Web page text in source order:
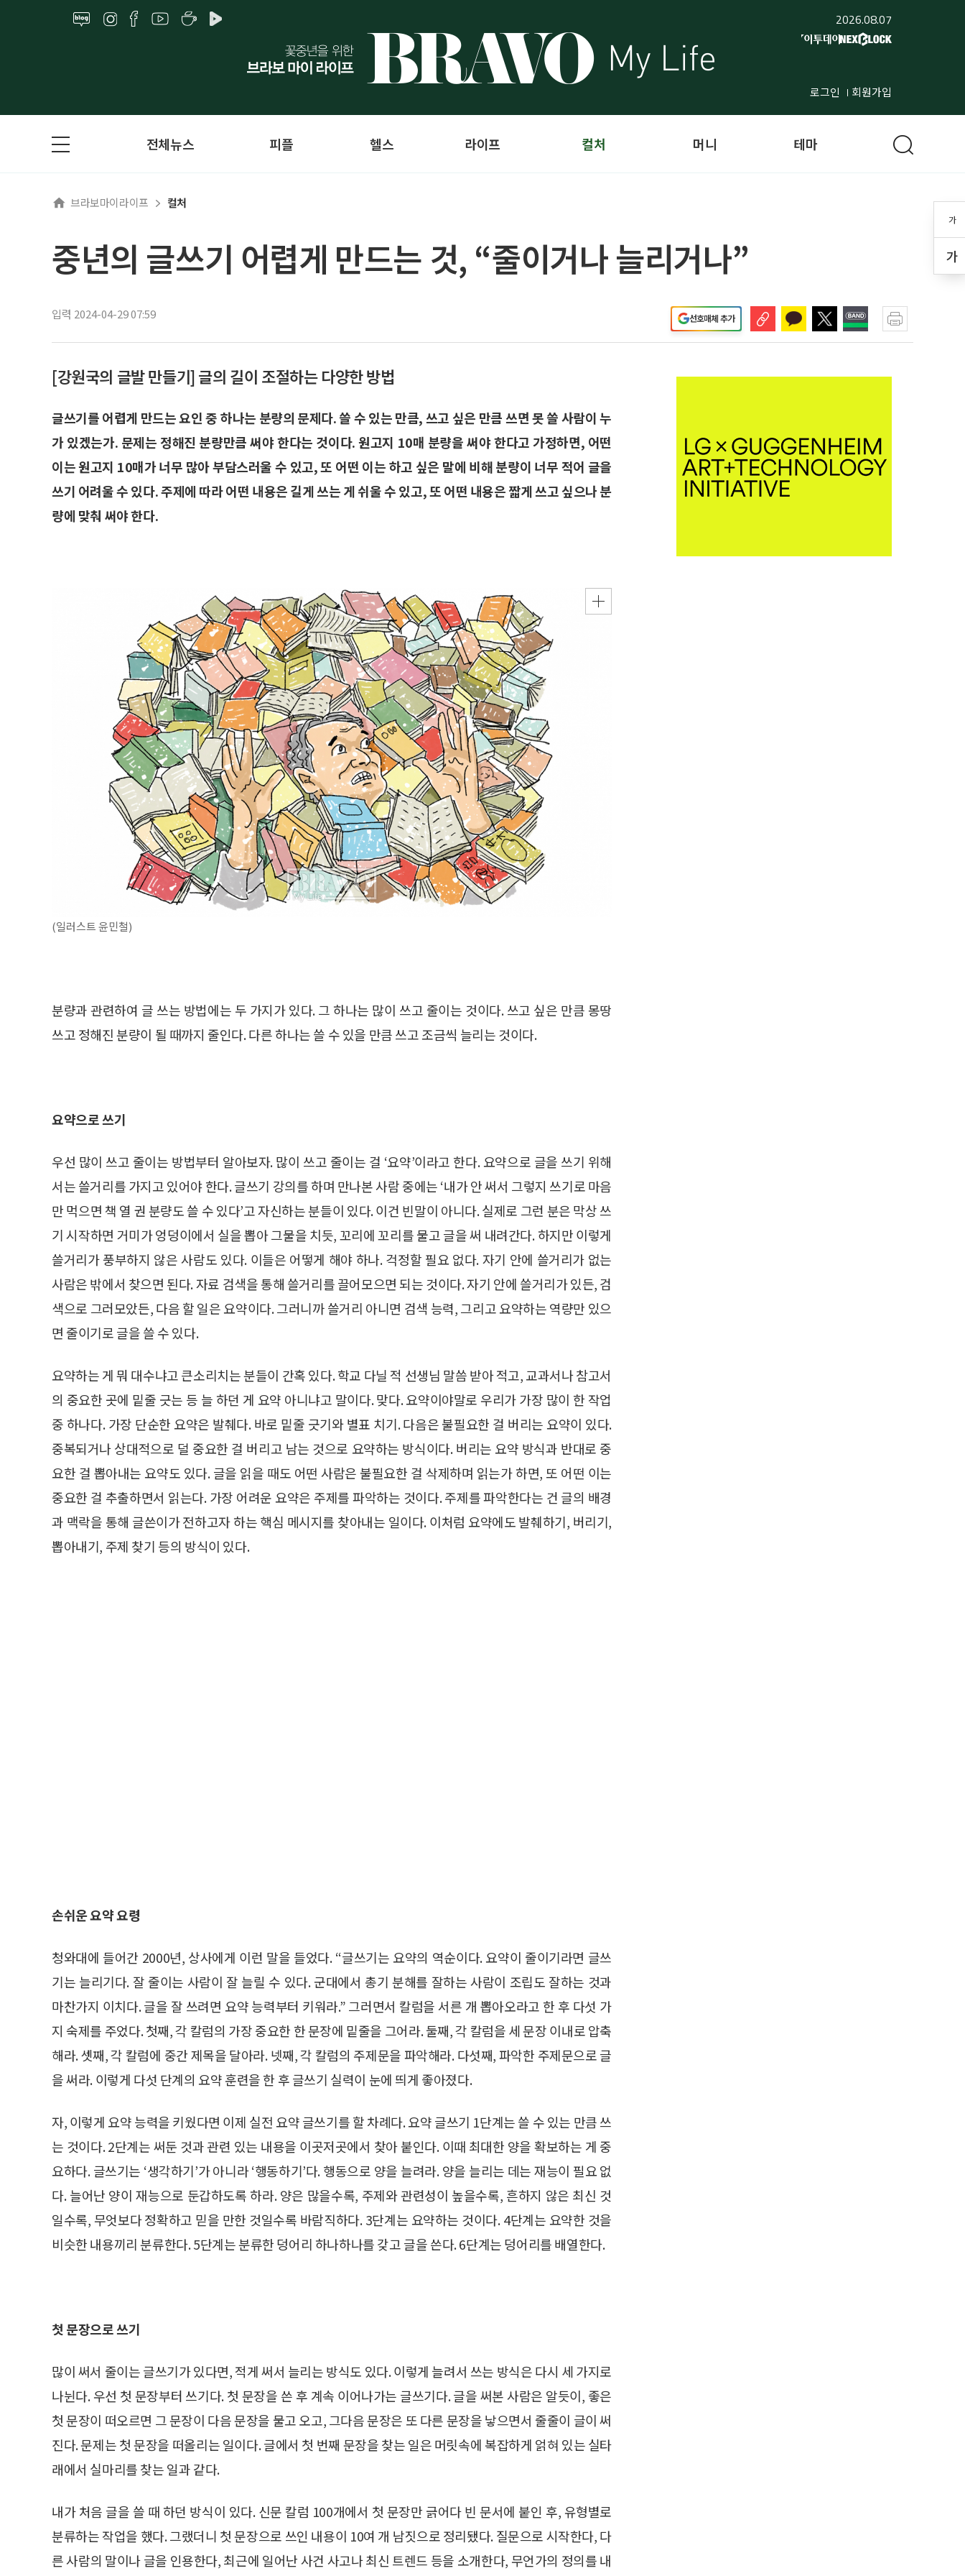
2026.08.07
로그인 회원가입
가
가
전체뉴스 피플 헬스 라이프 컬처 머니 테마
브라보마이라이프 컬처
중년의 글쓰기 어렵게 만드는 것, “줄이거나 늘리거나”
입력 2024-04-29 07:59 선호매체 추가
[강원국의 글발 만들기] 글의 길이 조절하는 다양한 방법
글쓰기를 어렵게 만드는 요인 중 하나는 분량의 문제다. 쓸 수 있는 만큼, 쓰고 싶은 만큼 쓰면 못 쓸 사람이 누
가 있겠는가. 문제는 정해진 분량만큼 써야 한다는 것이다. 원고지 10매 분량을 써야 한다고 가정하면, 어떤
이는 원고지 10매가 너무 많아 부담스러울 수 있고, 또 어떤 이는 하고 싶은 말에 비해 분량이 너무 적어 글을
쓰기 어려울 수 있다. 주제에 따라 어떤 내용은 길게 쓰는 게 쉬울 수 있고, 또 어떤 내용은 짧게 쓰고 싶으나 분
량에 맞춰 써야 한다.
(일러스트 윤민철)
분량과 관련하여 글 쓰는 방법에는 두 가지가 있다. 그 하나는 많이 쓰고 줄이는 것이다. 쓰고 싶은 만큼 몽땅
쓰고 정해진 분량이 될 때까지 줄인다. 다른 하나는 쓸 수 있을 만큼 쓰고 조금씩 늘리는 것이다.
요약으로 쓰기
우선 많이 쓰고 줄이는 방법부터 알아보자. 많이 쓰고 줄이는 걸 ‘요약’이라고 한다. 요약으로 글을 쓰기 위해
서는 쓸거리를 가지고 있어야 한다. 글쓰기 강의를 하며 만나본 사람 중에는 ‘내가 안 써서 그렇지 쓰기로 마음
만 먹으면 책 열 권 분량도 쓸 수 있다’고 자신하는 분들이 있다. 이건 빈말이 아니다. 실제로 그런 분은 막상 쓰
기 시작하면 거미가 엉덩이에서 실을 뽑아 그물을 치듯, 꼬리에 꼬리를 물고 글을 써 내려간다. 하지만 이렇게
쓸거리가 풍부하지 않은 사람도 있다. 이들은 어떻게 해야 하나. 걱정할 필요 없다. 자기 안에 쓸거리가 없는
사람은 밖에서 찾으면 된다. 자료 검색을 통해 쓸거리를 끌어모으면 되는 것이다. 자기 안에 쓸거리가 있든, 검
색으로 그러모았든, 다음 할 일은 요약이다. 그러니까 쓸거리 아니면 검색 능력, 그리고 요약하는 역량만 있으
면 줄이기로 글을 쓸 수 있다.
요약하는 게 뭐 대수냐고 큰소리치는 분들이 간혹 있다. 학교 다닐 적 선생님 말씀 받아 적고, 교과서나 참고서
의 중요한 곳에 밑줄 긋는 등 늘 하던 게 요약 아니냐고 말이다. 맞다. 요약이야말로 우리가 가장 많이 한 작업
중 하나다. 가장 단순한 요약은 발췌다. 바로 밑줄 긋기와 별표 치기. 다음은 불필요한 걸 버리는 요약이 있다.
중복되거나 상대적으로 덜 중요한 걸 버리고 남는 것으로 요약하는 방식이다. 버리는 요약 방식과 반대로 중
요한 걸 뽑아내는 요약도 있다. 글을 읽을 때도 어떤 사람은 불필요한 걸 삭제하며 읽는가 하면, 또 어떤 이는
중요한 걸 추출하면서 읽는다. 가장 어려운 요약은 주제를 파악하는 것이다. 주제를 파악한다는 건 글의 배경
과 맥락을 통해 글쓴이가 전하고자 하는 핵심 메시지를 찾아내는 일이다. 이처럼 요약에도 발췌하기, 버리기,
뽑아내기, 주제 찾기 등의 방식이 있다.
손쉬운 요약 요령
청와대에 들어간 2000년, 상사에게 이런 말을 들었다. “글쓰기는 요약의 역순이다. 요약이 줄이기라면 글쓰
기는 늘리기다. 잘 줄이는 사람이 잘 늘릴 수 있다. 군대에서 총기 분해를 잘하는 사람이 조립도 잘하는 것과
마찬가지 이치다. 글을 잘 쓰려면 요약 능력부터 키워라.” 그러면서 칼럼을 서른 개 뽑아오라고 한 후 다섯 가
지 숙제를 주었다. 첫째, 각 칼럼의 가장 중요한 한 문장에 밑줄을 그어라. 둘째, 각 칼럼을 세 문장 이내로 압축
해라. 셋째, 각 칼럼에 중간 제목을 달아라. 넷째, 각 칼럼의 주제문을 파악해라. 다섯째, 파악한 주제문으로 글
을 써라. 이렇게 다섯 단계의 요약 훈련을 한 후 글쓰기 실력이 눈에 띄게 좋아졌다.
자, 이렇게 요약 능력을 키웠다면 이제 실전 요약 글쓰기를 할 차례다. 요약 글쓰기 1단계는 쓸 수 있는 만큼 쓰
는 것이다. 2단계는 써둔 것과 관련 있는 내용을 이곳저곳에서 찾아 붙인다. 이때 최대한 양을 확보하는 게 중
요하다. 글쓰기는 ‘생각하기’가 아니라 ‘행동하기’다. 행동으로 양을 늘려라. 양을 늘리는 데는 재능이 필요 없
다. 늘어난 양이 재능으로 둔갑하도록 하라. 양은 많을수록, 주제와 관련성이 높을수록, 흔하지 않은 최신 것
일수록, 무엇보다 정확하고 믿을 만한 것일수록 바람직하다. 3단계는 요약하는 것이다. 4단계는 요약한 것을
비슷한 내용끼리 분류한다. 5단계는 분류한 덩어리 하나하나를 갖고 글을 쓴다. 6단계는 덩어리를 배열한다.
첫 문장으로 쓰기
많이 써서 줄이는 글쓰기가 있다면, 적게 써서 늘리는 방식도 있다. 이렇게 늘려서 쓰는 방식은 다시 세 가지로
나뉜다. 우선 첫 문장부터 쓰기다. 첫 문장을 쓴 후 계속 이어나가는 글쓰기다. 글을 써본 사람은 알듯이, 좋은
첫 문장이 떠오르면 그 문장이 다음 문장을 물고 오고, 그다음 문장은 또 다른 문장을 낳으면서 줄줄이 글이 써
진다. 문제는 첫 문장을 떠올리는 일이다. 글에서 첫 번째 문장을 찾는 일은 머릿속에 복잡하게 얽혀 있는 실타
래에서 실마리를 찾는 일과 같다.
내가 처음 글을 쓸 때 하던 방식이 있다. 신문 칼럼 100개에서 첫 문장만 긁어다 빈 문서에 붙인 후, 유형별로
분류하는 작업을 했다. 그랬더니 첫 문장으로 쓰인 내용이 10여 개 남짓으로 정리됐다. 질문으로 시작한다, 다
른 사람의 말이나 글을 인용한다, 최근에 일어난 사건 사고나 최신 트렌드 등을 소개한다, 무언가의 정의를 내